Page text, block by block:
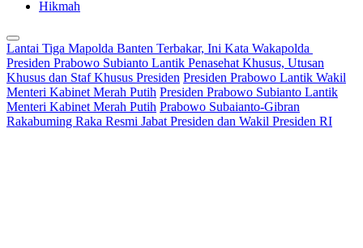
Hikmah
Lantai Tiga Mapolda Banten Terbakar, Ini Kata Wakapolda
Presiden Prabowo Subianto Lantik Penasehat Khusus, Utusan
Khusus dan Staf Khusus Presiden Presiden Prabowo Lantik Wakil
Menteri Kabinet Merah Putih Presiden Prabowo Subianto Lantik
Menteri Kabinet Merah Putih Prabowo Subaianto-Gibran
Rakabuming Raka Resmi Jabat Presiden dan Wakil Presiden RI